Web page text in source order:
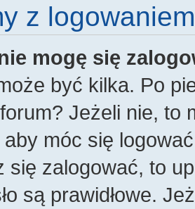
z
mogę się
być kilka. Po
Jeżeli nie, to
móc się
się zalogować, to
są prawidłowe.